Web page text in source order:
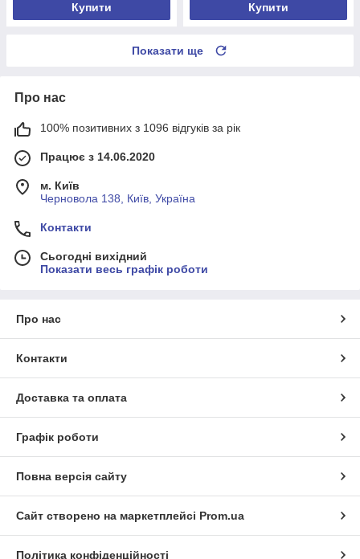
Купити Купити
Показати ще
Про нас
100% позитивних з 1096 відгуків за рік
Працює з 14.06.2020
м. Київ
Черновола 138, Київ, Україна
Контакти
Сьогодні вихідний
Показати весь графік роботи
Про нас
Контакти
Доставка та оплата
Графік роботи
Повна версія сайту
Сайт створено на маркетплейсі Prom.ua
Політика конфіденційності